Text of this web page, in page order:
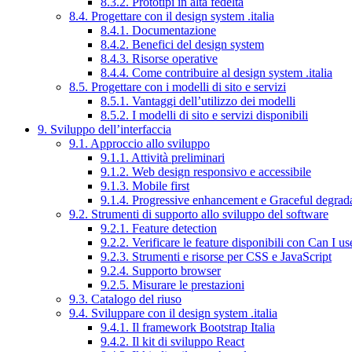
8.4. Progettare con il design system .italia
8.4.1. Documentazione
8.4.2. Benefici del design system
8.4.3. Risorse operative
8.4.4. Come contribuire al design system .italia
8.5. Progettare con i modelli di sito e servizi
8.5.1. Vantaggi dell’utilizzo dei modelli
8.5.2. I modelli di sito e servizi disponibili
9. Sviluppo dell’interfaccia
9.1. Approccio allo sviluppo
9.1.1. Attività preliminari
9.1.2. Web design responsivo e accessibile
9.1.3. Mobile first
9.1.4. Progressive enhancement e Graceful
9.2. Strumenti di supporto allo sviluppo del software
9.2.1. Feature detection
9.2.2. Verificare le feature disponibili con Can I
9.2.3. Strumenti e risorse per CSS e JavaScript
9.2.4. Supporto browser
9.2.5. Misurare le prestazioni
9.3. Catalogo del riuso
9.4. Sviluppare con il design system .italia
9.4.1. Il framework Bootstrap Italia
9.4.2. Il kit di sviluppo React